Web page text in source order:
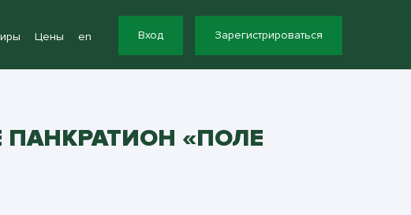
Цены en Вход Зарегистрироваться
«ПОЛЕ